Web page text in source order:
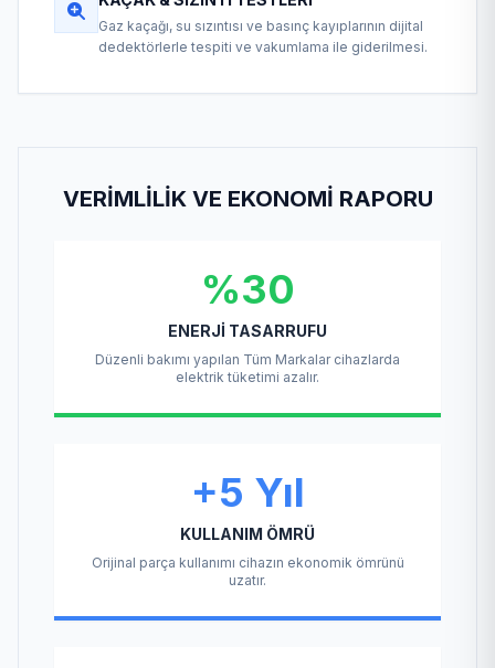
Gaz kaçağı, su sızıntısı ve basınç kayıplarının dijital
dedektörlerle tespiti ve vakumlama ile giderilmesi.
VERIMLILIK VE EKONOMI RAPORU
%30
ENERJI TASARRUFU
Düzenli bakımı yapılan Tüm Markalar cihazlarda
elektrik tüketimi azalır.
+5 Yıl
KULLANIM ÖMRÜ
Orijinal parça kullanımı cihazın ekonomik ömrünü
uzatır.